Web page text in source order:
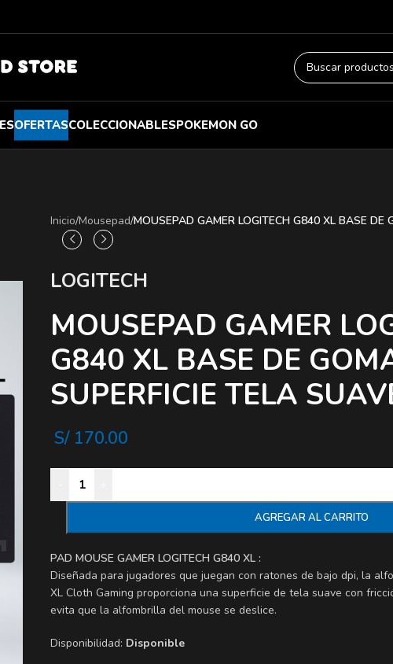
OFERTASCOLECCIONABLESPOKEMON GO
Inicio/Mousepad/MOUSEPAD GAMER LOGITECH G840 XL BASE DE
LOGITECH
MOUSEPAD GAMER
G840 XL BASE DE
SUPERFICIE TELA
S/170.00
AGREGAR AL CARRITO
PAD MOUSE GAMER LOGITECH G840 XL :
Diseñada para jugadores que juegan con ratones de bajo dpi, la
XL Cloth Gaming proporciona una superficie de tela suave con
evita que la alfombrilla del mouse se deslice.
Disponibilidad: Disponible